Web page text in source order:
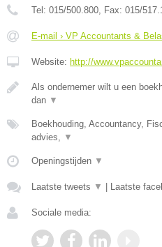
Tel: 015/500.800, Fax: 015/
E-mail › VP Accountants &
Website: http://
Als ondernemer wilt u een
dan ▼
Boekhouding, Accountancy,
advies, ▼
Openingstijden ▼
Laatste tweets ▼ Laatste
Sociale media: